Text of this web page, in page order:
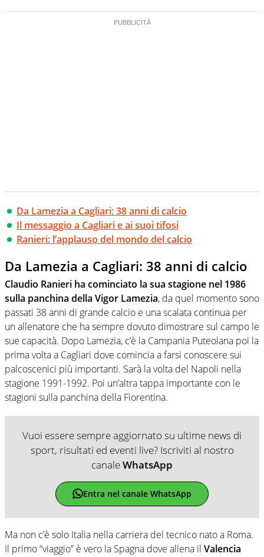
Da Lamezia a Cagliari: 38 anni di calcio
Il messaggio a Cagliari e ai suoi tifosi
Ranieri: l’applauso del mondo del calcio
Da Lamezia a Cagliari: 38 anni di calcio
Claudio Ranieri ha cominciato la sua stagione nel 1986
sulla panchina della Vigor Lamezia, da quel momento sono
passati 38 anni di grande calcio e una scalata continua per
un allenatore che ha sempre dovuto dimostrare sul campo le
sue capacità. Dopo Lamezia, c’è la Campania Puteolana poi la
prima volta a Cagliari dove comincia a farsi conoscere sui
palcoscenici più importanti. Sarà la volta del Napoli nella
stagione 1991-1992. Poi un’altra tappa importante con le
stagioni sulla panchina della Fiorentina.
Vuoi essere sempre aggiornato su ultime news di
sport, risultati ed eventi live? Iscriviti al nostro
canaleWhatsApp
Entra nel canale WhatsApp
Ma non c’è solo Italia nella carriera del tecnico nato a Roma.
Il primo “viaggio” è vero la Spagna dove allena il Valencia